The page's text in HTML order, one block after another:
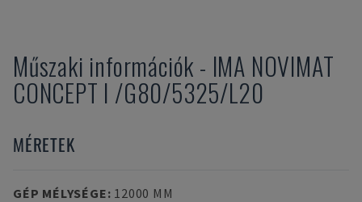
Műszaki információk - IMA NOVIMAT
CONCEPT I /G80/5325/L20
MÉRETEK
GÉP MÉLYSÉGE: 12000 MM